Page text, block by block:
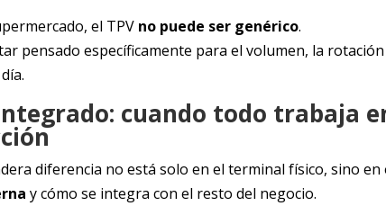
el TPV no puede ser genérico.
pensado específicamente para el volumen, la
cuando todo trabaja
diferencia no está solo en el terminal físico, sino en
y cómo se integra con el resto del negocio.